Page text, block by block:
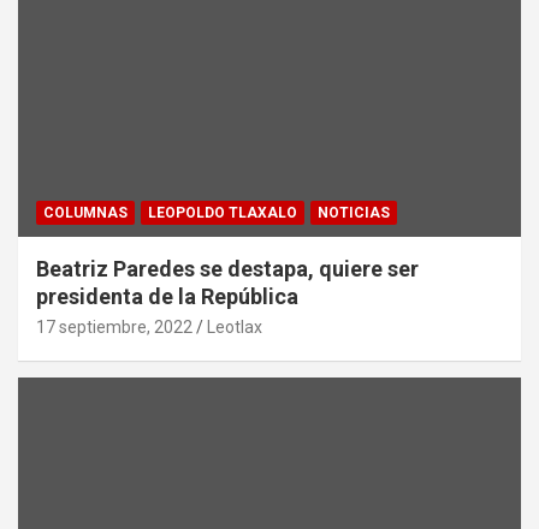
COLUMNAS LEOPOLDO TLAXALO NOTICIAS
Beatriz Paredes se destapa, quiere ser
presidenta de la República
17 septiembre, 2022 Leotlax